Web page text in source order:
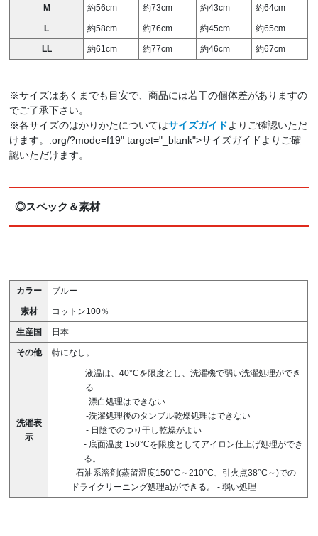
M 約56cm 約73cm 約43cm 約64cm
L 約58cm 約76cm 約45cm 約65cm
LL 約61cm 約77cm 約46cm 約67cm
※サイズはあくまでも目安で、商品には若干の個体差がありますの
でご了承下さい。
※各サイズのはかりかたについてはサイズガイドよりご確認いただ
けます。.org/?mode=f19" target="_blank">サイズガイドよりご確
認いただけます。
◎スペック＆素材
カラー ブルー
素材 コットン100％
生産国 日本
その他 特になし。
洗濯表
示
液温は、40°Cを限度とし、洗濯機で弱い洗濯処理ができ
る
-漂白処理はできない
-洗濯処理後のタンブル乾燥処理はできない
- 日陰でのつり干し乾燥がよい
- 底面温度 150°Cを限度としてアイロン仕上げ処理ができ
る。
- 石油系溶剤(蒸留温度150°C～210°C、引火点38°C～)での
ドライクリーニング処理a)ができる。
- 弱い処理